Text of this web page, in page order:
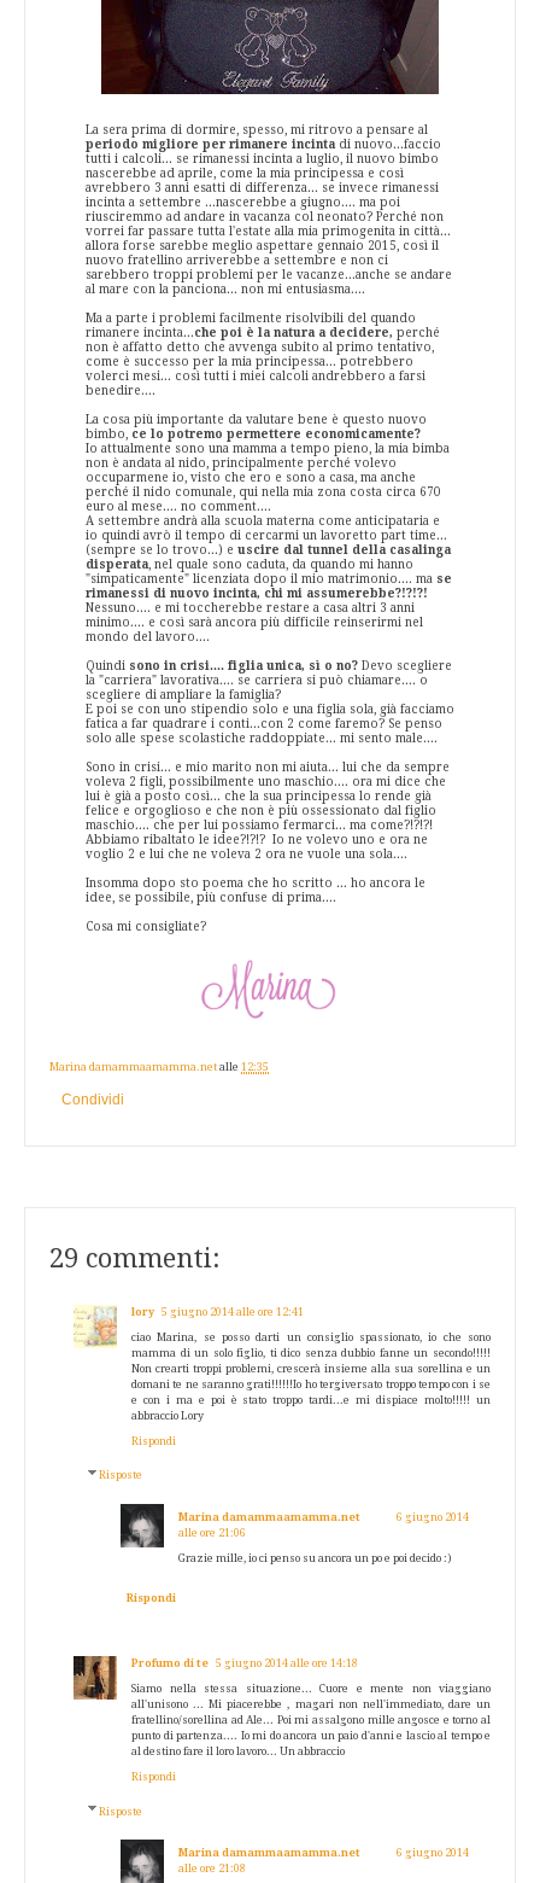
La sera prima di dormire, spesso, mi ritrovo a pensare al
periodo migliore per rimanere incinta di nuovo...faccio
tutti i calcoli... se rimanessi incinta a luglio, il nuovo bimbo
nascerebbe ad aprile, come la mia principessa e così
avrebbero 3 anni esatti di differenza... se invece rimanessi
incinta a settembre ...nascerebbe a giugno.... ma poi
riusciremmo ad andare in vacanza col neonato? Perché non
vorrei far passare tutta l'estate alla mia primogenita in città...
allora forse sarebbe meglio aspettare gennaio 2015, così il
nuovo fratellino arriverebbe a settembre e non ci
sarebbero troppi problemi per le vacanze...anche se andare
al mare con la panciona... non mi entusiasma....
Ma a parte i problemi facilmente risolvibili del quando
rimanere incinta...che poi è la natura a decidere, perché
non è affatto detto che avvenga subito al primo tentativo,
come è successo per la mia principessa... potrebbero
volerci mesi... così tutti i miei calcoli andrebbero a farsi
benedire....
La cosa più importante da valutare bene è questo nuovo
bimbo, ce lo potremo permettere economicamente?
Io attualmente sono una mamma a tempo pieno, la mia bimba
non è andata al nido, principalmente perché volevo
occuparmene io, visto che ero e sono a casa, ma anche
perché il nido comunale, qui nella mia zona costa circa 670
euro al mese.... no comment....
A settembre andrà alla scuola materna come anticipataria e
io quindi avrò il tempo di cercarmi un lavoretto part time...
(sempre se lo trovo...) e uscire dal tunnel della casalinga
disperata , nel quale sono caduta, da quando mi hanno
"simpaticamente" licenziata dopo il mio matrimonio.... ma se
rimanessi di nuovo incinta, chi mi assumerebbe?!?!?!
Nessuno.... e mi toccherebbe restare a casa altri 3 anni
minimo.... e così sarà ancora più difficile reinserirmi nel
mondo del lavoro....
Quindi sono in crisi.... figlia unica, sì o no? Devo scegliere
la "carriera" lavorativa.... se carriera si può chiamare.... o
scegliere di ampliare la famiglia?
E poi se con uno stipendio solo e una figlia sola, già facciamo
fatica a far quadrare i conti...con 2 come faremo? Se penso
solo alle spese scolastiche raddoppiate... mi sento male....
Sono in crisi... e mio marito non mi aiuta... lui che da sempre
voleva 2 figli, possibilmente uno maschio.... ora mi dice che
lui è già a posto così... che la sua principessa lo rende già
felice e orgoglioso e che non è più ossessionato dal figlio
maschio.... che per lui possiamo fermarci... ma come?!?!?!
Abbiamo ribaltato le idee?!?!? Io ne volevo uno e ora ne
voglio 2 e lui che ne voleva 2 ora ne vuole una sola....
Insomma dopo sto poema che ho scritto ... ho ancora le
idee, se possibile, più confuse di prima....
Cosa mi consigliate?
Marina damammaamamma.net alle 12:35
Condividi
29 commenti:
lory 5 giugno 2014 alle ore 12:41
ciao Marina, se posso darti un consiglio spassionato, io che sono
mamma di un solo figlio, ti dico senza dubbio fanne un secondo!!!!!
Non crearti troppi problemi, crescerà insieme alla sua sorellina e un
domani te ne saranno grati!!!!!!Io ho tergiversato troppo tempo con i se
e con i ma e poi è stato troppo tardi...e mi dispiace molto!!!!! un
abbraccio Lory
Rispondi
Risposte
Marina damammaamamma.net
6 giugno 2014
alle ore 21:06
Grazie mille, io ci penso su ancora un po e poi decido :)
Rispondi
Profumo di te 5 giugno 2014 alle ore 14:18
Siamo nella stessa situazione... Cuore e mente non viaggiano
all'unisono ... Mi piacerebbe , magari non nell'immediato, dare un
fratellino/sorellina ad Ale... Poi mi assalgono mille angosce e torno al
punto di partenza.... Io mi do ancora un paio d'anni e lascio al tempo e
al destino fare il loro lavoro... Un abbraccio
Rispondi
Risposte
Marina damammaamamma.net
6 giugno 2014
alle ore 21:08